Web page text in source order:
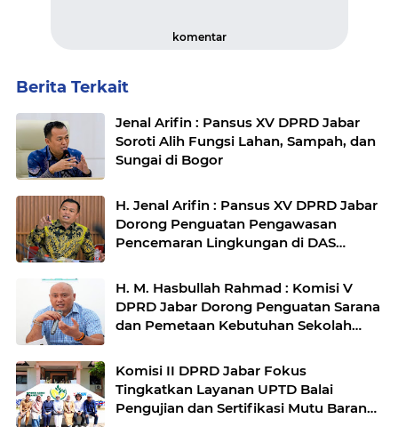
komentar
Berita Terkait
Jenal Arifin : Pansus XV DPRD Jabar
Soroti Alih Fungsi Lahan, Sampah, dan
Sungai di Bogor
H. Jenal Arifin : Pansus XV DPRD Jabar
Dorong Penguatan Pengawasan
Pencemaran Lingkungan di DAS
H. M. Hasbullah Rahmad : Komisi V
DPRD Jabar Dorong Penguatan Sarana
dan Pemetaan Kebutuhan Sekolah
Komisi II DPRD Jabar Fokus
Tingkatkan Layanan UPTD Balai
Pengujian dan Sertifikasi Mutu Barang